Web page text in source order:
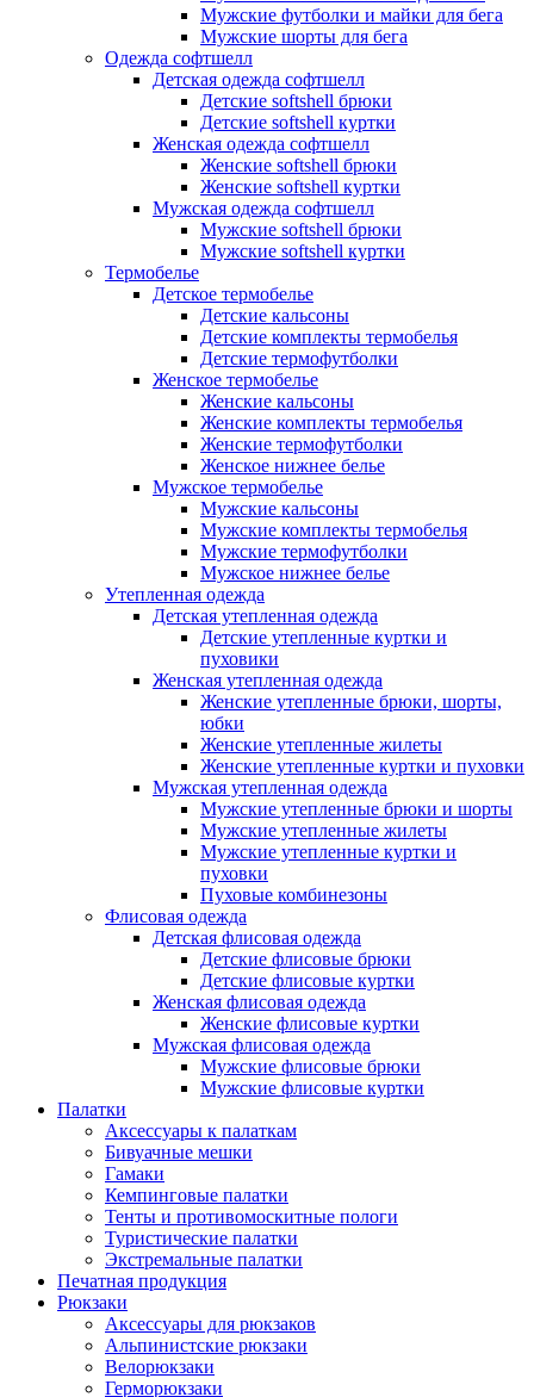
Мужские футболки и майки для бега
Мужские шорты для бега
Одежда софтшелл
Детская одежда софтшелл
Детские softshell брюки
Детские softshell куртки
Женская одежда софтшелл
Женские softshell брюки
Женские softshell куртки
Мужская одежда софтшелл
Мужские softshell брюки
Мужские softshell куртки
Термобелье
Детское термобелье
Детские кальсоны
Детские комплекты термобелья
Детские термофутболки
Женское термобелье
Женские кальсоны
Женские комплекты термобелья
Женские термофутболки
Женское нижнее белье
Мужское термобелье
Мужские кальсоны
Мужские комплекты термобелья
Мужские термофутболки
Мужское нижнее белье
Утепленная одежда
Детская утепленная одежда
Детские утепленные куртки и
пуховики
Женская утепленная одежда
Женские утепленные брюки, шорты,
юбки
Женские утепленные жилеты
Женские утепленные куртки и пуховки
Мужская утепленная одежда
Мужские утепленные брюки и шорты
Мужские утепленные жилеты
Мужские утепленные куртки и
пуховки
Пуховые комбинезоны
Флисовая одежда
Детская флисовая одежда
Детские флисовые брюки
Детские флисовые куртки
Женская флисовая одежда
Женские флисовые куртки
Мужская флисовая одежда
Мужские флисовые брюки
Мужские флисовые куртки
Палатки
Аксессуары к палаткам
Бивуачные мешки
Гамаки
Кемпинговые палатки
Тенты и противомоскитные пологи
Туристические палатки
Экстремальные палатки
Печатная продукция
Рюкзаки
Аксессуары для рюкзаков
Альпинистские рюкзаки
Велорюкзаки
Герморюкзаки